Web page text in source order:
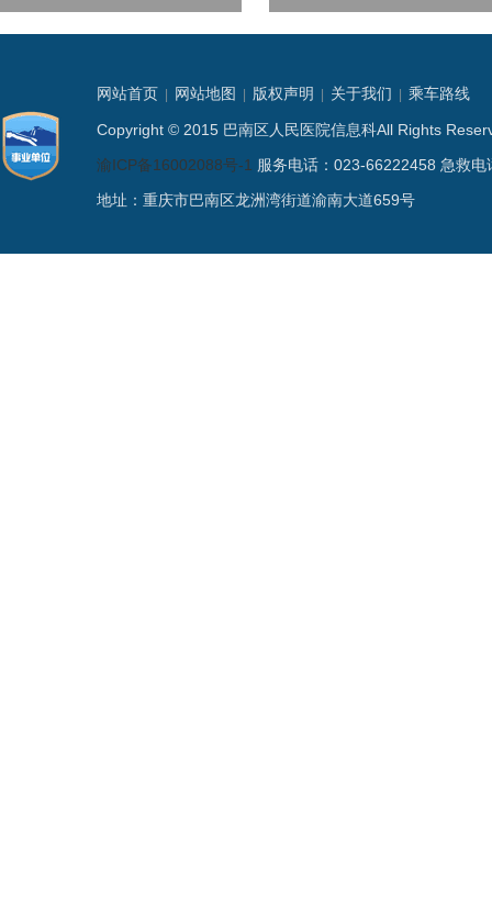
网站首页 网站地图 版权声明 关于我们 乘车路线
Copyright © 2015 巴南区人民医院信息科All Rights
渝ICP备16002088号-1 服务电话：023-66222458 急救
地址：重庆市巴南区龙洲湾街道渝南大道659号